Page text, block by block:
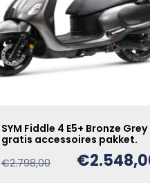
SYM Fiddle 4 E5+ Bronze Grey
gratis accessoires pakket.
€2.798,00
Oorspronkelijke
€
Huidige